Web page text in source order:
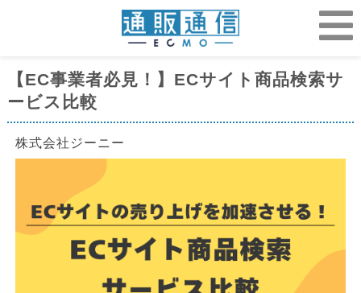
【EC事業者必見！】ECサイト商品検索サ
ービス比較
株式会社ジーニー